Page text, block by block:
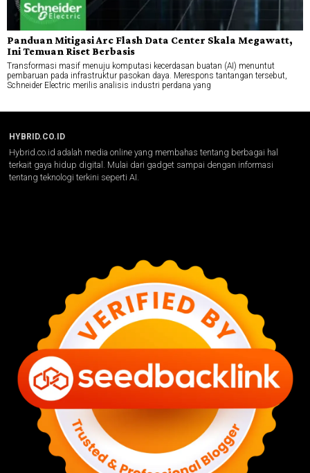
Panduan Mitigasi Arc Flash Data Center Skala Megawatt,
Ini Temuan Riset Berbasis
Transformasi masif menuju komputasi kecerdasan buatan (AI) menuntut
pembaruan pada infrastruktur pasokan daya. Merespons tantangan tersebut,
Schneider Electric merilis analisis industri perdana yang
HYBRID.CO.ID
Hybrid.co.id adalah media online yang membahas tentang berbagai hal
terkait gaya hidup digital. Mulai dari gadget sampai dengan informasi
tentang teknologi terkini seperti AI.